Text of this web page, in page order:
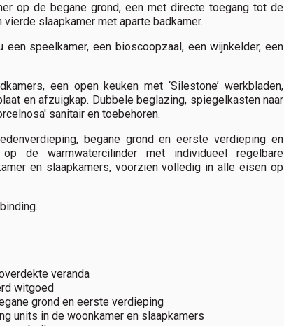
op de begane grond, een met directe toegang tot de
slaapkamer met aparte badkamer.
speelkamer, een bioscoopzaal, een wijnkelder, een
een open keuken met ‘Silestone’ werkbladen,
en afzuigkap. Dubbele beglazing, spiegelkasten naar
sanitair en toebehoren.
begane grond en eerste verdieping en
de warmwatercilinder met individueel regelbare
en slaapkamers, voorzien volledig in alle eisen op
veranda
witgoed
grond en eerste verdieping
units in de woonkamer en slaapkamers